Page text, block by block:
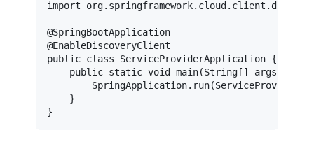
import
@SpringBootApplication
@EnableDiscoveryClient
public class ServiceProviderApplication {
public static void main(String[] args)
    }